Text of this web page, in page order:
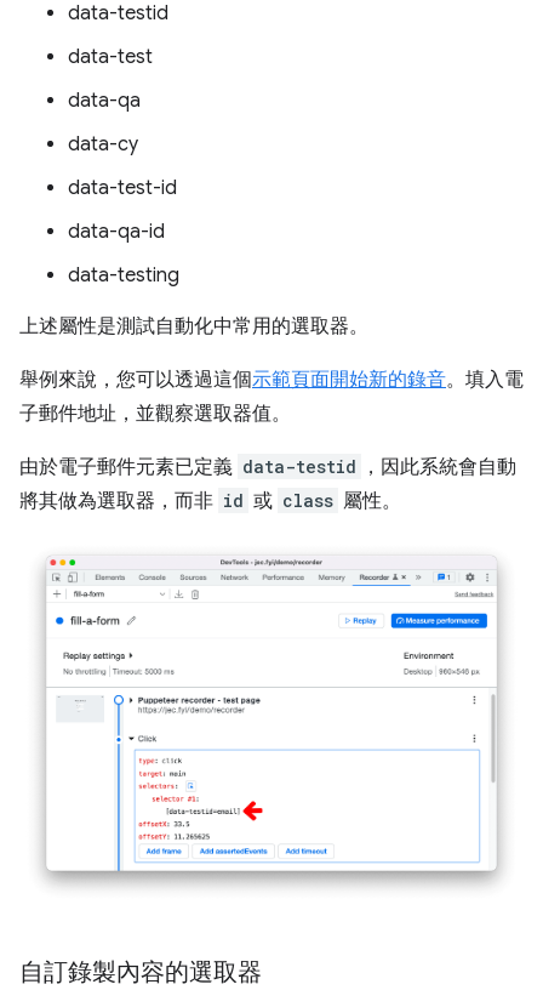
data-testid
data-test
data-qa
data-cy
data-test-id
data-qa-id
data-testing
上述屬性是測試自動化中常用的選取器。
舉例來說，您可以透過這個示範頁面開始新的錄音。填入電
子郵件地址，並觀察選取器值。
由於電子郵件元素已定義 data-testid
，因此系統會自動
將其做為選取器，而非 id 或 class 屬性。
自訂錄製內容的選取器